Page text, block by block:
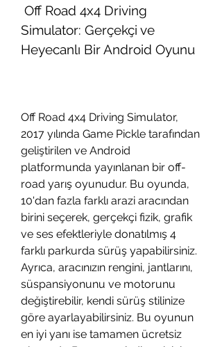
Simulator: Gerçekçi ve
Heyecanlı Bir Android Oyunu
Off Road 4x4 Driving Simulator,
2017 yılında Game Pickle tarafından
geliştirilen ve Android
platformunda yayınlanan bir off-
road yarış oyunudur. Bu oyunda,
10'dan fazla farklı arazi aracından
birini seçerek, gerçekçi fizik, grafik
ve ses efektleriyle donatılmış 4
farklı parkurda sürüş yapabilirsiniz.
Ayrıca, aracınızın rengini, jantlarını,
süspansiyonunu ve motorunu
değiştirebilir, kendi sürüş stilinize
göre ayarlayabilirsiniz. Bu oyunun
en iyi yanı ise tamamen ücretsiz